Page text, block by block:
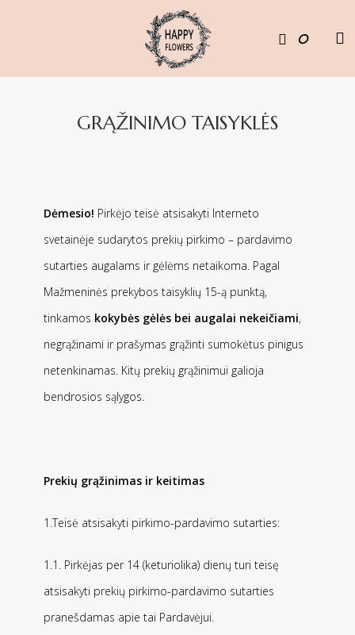
0
GRĄŽINIMO TAISYKLĖS
Dėmesio! Pirkėjo teisė atsisakyti Interneto
svetainėje sudarytos prekių pirkimo – pardavimo
sutarties augalams ir gėlėms netaikoma. Pagal
Mažmeninės prekybos taisyklių 15-ą punktą,
tinkamos kokybės gėlės bei augalai nekeičiami,
negrąžinami ir prašymas grąžinti sumokėtus pinigus
netenkinamas. Kitų prekių grąžinimui galioja
bendrosios sąlygos.
Prekių grąžinimas ir keitimas
1.Teisė atsisakyti pirkimo-pardavimo sutarties:
1.1. Pirkėjas per 14 (keturiolika) dienų turi teisę
atsisakyti prekių pirkimo-pardavimo sutarties
pranešdamas apie tai Pardavėjui.